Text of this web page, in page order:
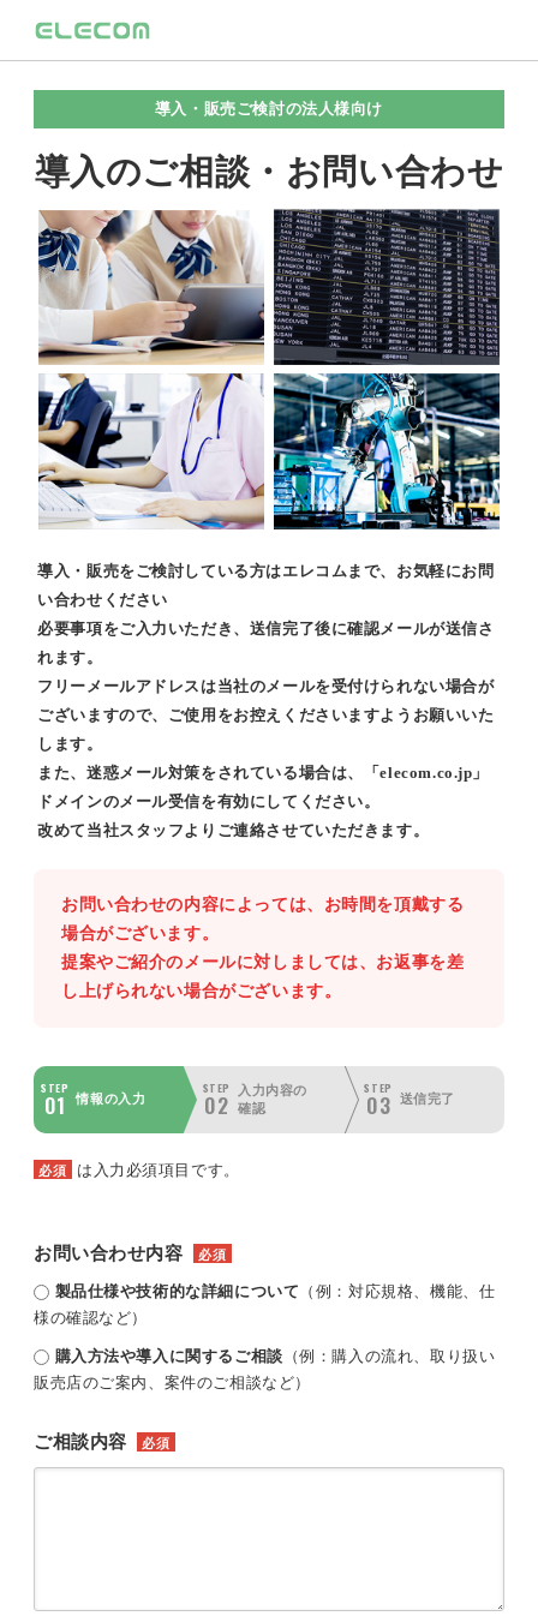
導入・販売ご検討の法人様向け
導入のご相談・お問い合わせ
導入・販売をご検討している方はエレコムまで、お気軽にお問
い合わせください
必要事項をご入力いただき、送信完了後に確認メールが送信さ
れます。
フリーメールアドレスは当社のメールを受付けられない場合が
ございますので、ご使用をお控えくださいますようお願いいた
します。
また、迷惑メール対策をされている場合は、「elecom.co.jp」
ドメインのメール受信を有効にしてください。
改めて当社スタッフよりご連絡させていただきます。
お問い合わせの内容によっては、お時間を頂戴する
場合がございます。
提案やご紹介のメールに対しましては、お返事を差
し上げられない場合がございます。
STEP
01 情報の入力
STEP
02
入力内容の
確認
STEP
03 送信完了
必須 は入力必須項目です。
お問い合わせ内容 必須
製品仕様や技術的な詳細について （例：対応規格、機能、仕
様の確認など）
購入方法や導入に関するご相談 （例：購入の流れ、取り扱い
販売店のご案内、案件のご相談など）
ご相談内容 必須